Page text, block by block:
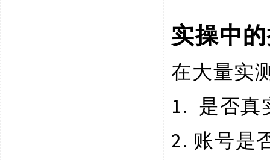
实操中
在大量实
1. 是否真
2. 账号是